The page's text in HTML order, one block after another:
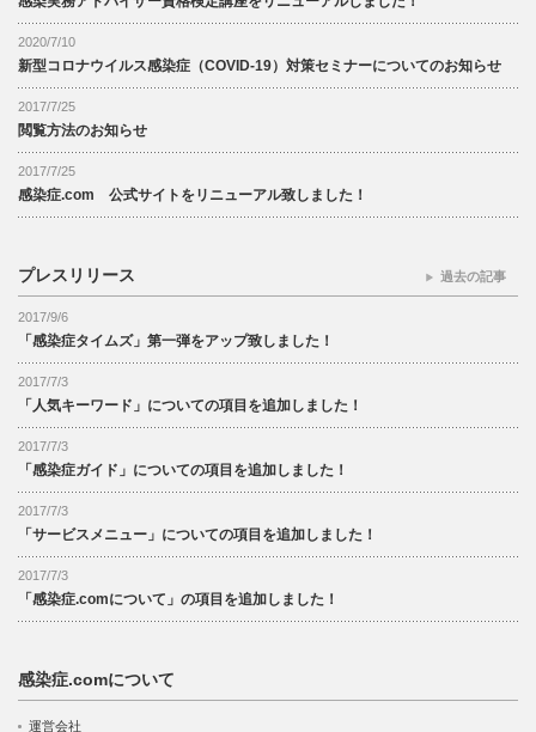
2020/7/10
新型コロナウイルス感染症（COVID-19）対策セミナーについてのお知らせ
2017/7/25
閲覧方法のお知らせ
2017/7/25
感染症.com 公式サイトをリニューアル致しました！
プレスリリース
2017/9/6
「感染症タイムズ」第一弾をアップ致しました！
2017/7/3
「人気キーワード」についての項目を追加しました！
2017/7/3
「感染症ガイド」についての項目を追加しました！
2017/7/3
「サービスメニュー」についての項目を追加しました！
2017/7/3
「感染症.comについて」の項目を追加しました！
過去の記事
感染症.comについて
運営会社